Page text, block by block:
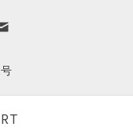
Reserved.